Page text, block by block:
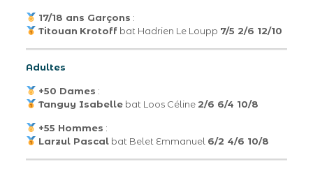
17/18 ans Garçons :
Titouan Krotoffbat Hadrien Le Loupp 7/5 2/6 12/10
Adultes
+50 Dames :
Tanguy Isabellebat Loos Céline 2/6 6/4 10/8
+55 Hommes :
Larzul Pascalbat Belet Emmanuel 6/2 4/6 10/8